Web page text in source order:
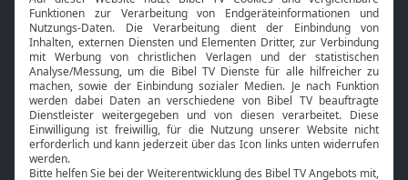
Neuigkeiten
Smart TV
HbbTV
Bibelthek Online-Bibel
Nächster Gottesdienst
Bibel TV Service